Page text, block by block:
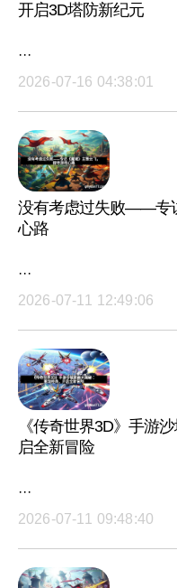
开启3D塔防新纪元
···
2026-07-16 04:38:01
没有考虑过失败——专
心路
···
2026-07-11 12:49:06
《传奇世界3D》手游
启全新冒险
···
2026-07-11 09:48:40